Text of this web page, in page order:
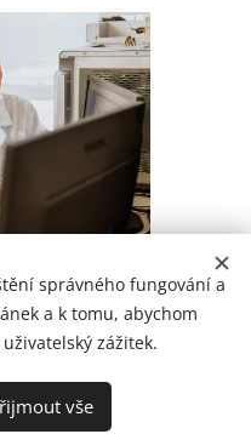
Cookies
správného fungování a
a k tomu, abychom
zážitek.
vše